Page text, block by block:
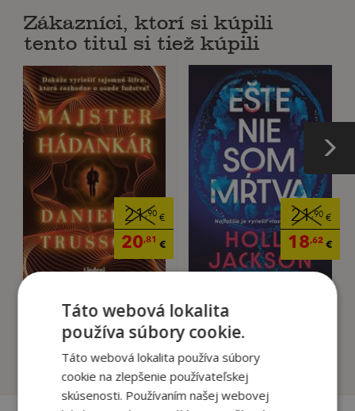
Zákazníci, ktorí si kúpili
tento titul si tiež kúpili
21,90€
20,81 €
Majster hádankár
Na sklade
21,90€
18,62€
Ešte nie som mŕtva
Na sklade
Táto webová lokalita
používa súbory cookie.
Táto webová lokalita používa súbory
cookie na zlepšenie používateľskej
skúsenosti. Používaním našej webovej